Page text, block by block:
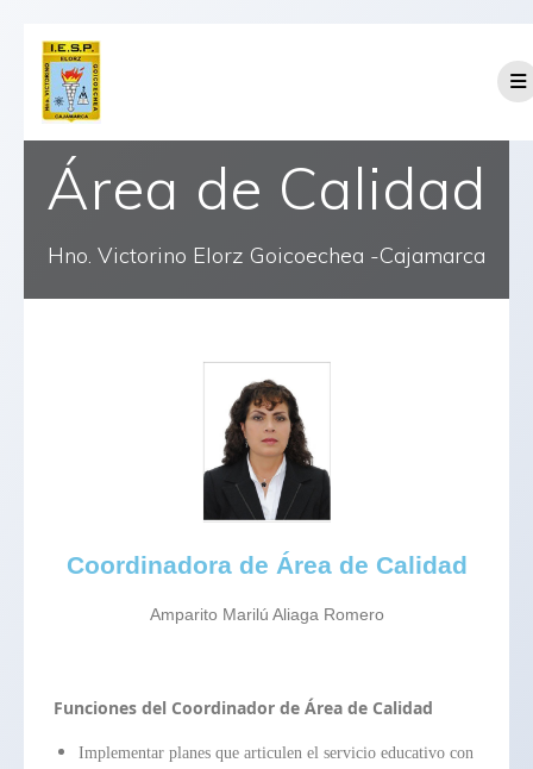
Área de Calidad
Hno. Victorino Elorz Goicoechea -Cajamarca
Coordinadora de Área de Calidad
Amparito Marilú Aliaga Romero
Funciones del Coordinador de Área de Calidad
Implementar planes que articulen el servicio educativo con